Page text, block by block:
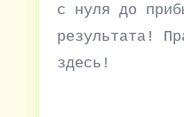
с нуля до
результата!
здесь!